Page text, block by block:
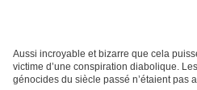
Aussi incroyable et bizarre que cela
victime d’une conspiration diabolique.
génocides du siècle passé n’étaient pas